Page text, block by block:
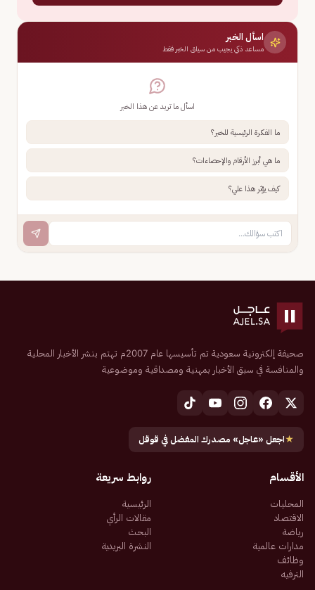
اسأل الخبر
مساعد ذكي يجيب من سياق الخبر فقط
اسأل ما تريد عن هذا الخبر
ما الفكرة الرئيسية للخبر؟
ما هي أبرز الأرقام والإحصاءات؟
كيف يؤثر هذا علي؟
صحيفة إلكترونية سعودية تم تأسيسها عام 2007م تهتم بنشر الأخبار المحلية
والمنافسة في سبق الأخبار بمهنية ومصداقية وموضوعية
★اجعل «عاجل» مصدرك المفضل في قوقل
الأقسام
المحليات
الاقتصاد
رياضة
مدارات عالمية
وظائف
الترفيه
روابط سريعة
الرئيسية
مقالات الرأي
البحث
النشرة البريدية